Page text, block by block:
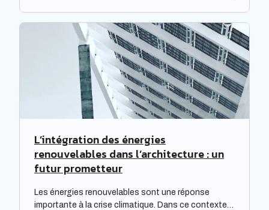
tarifs de l’électricité. Cette initiative est
particulièrement cruciale pour les logements
qualifiés de passoires thermiques, qui connaissent
d’importants […]
L’intégration des énergies
renouvelables dans l’architecture : un
futur prometteur
Les énergies renouvelables sont une réponse
importante à la crise climatique. Dans ce contexte,